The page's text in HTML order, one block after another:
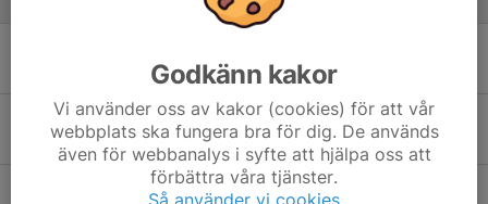
24 okt 2023 0
Flyttad terminsstart teknikgrupper & simskola
22 jan 2022 0
Inställd träning - V.47 Torsdag (25/11)
Godkänn kakor
Vi använder oss av kakor (cookies) för att vår
webbplats ska fungera bra för dig. De används
även för webbanalys i syfte att hjälpa oss att
förbättra våra tjänster.
Så använder vi cookies